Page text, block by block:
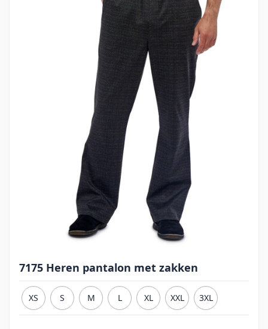
7175 Heren pantalon met zakken
XS S M L XL XXL 3XL